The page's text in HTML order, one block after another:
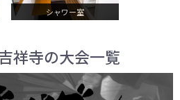
シャワー室
祥寺の大会一覧